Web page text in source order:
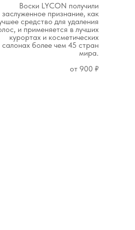
Воски LYCON получили
заслуженное признание, как
средство для удаления
и применяется в лучших
курортах и косметических
салонах более чем 45 стран
мира.
от 900 ₽